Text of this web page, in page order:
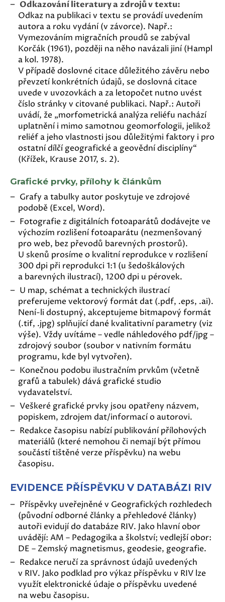
Odkazování literatury a zdrojů v textu:
Odkaz na publikaci v textu se provádí uvedením
autora a roku vydání (v závorce). Např.:
Vymezováním migračních proudů se zabýval
Korčák (1961), později na něho navázali jiní (Hampl
a kol. 1978).
V případě doslovné citace důležitého závěru nebo
převzetí konkrétních údajů, se doslovná citace
uvede v uvozovkách a za letopočet nutno uvést
číslo stránky v citované publikaci. Např.: Autoři
uvádí, že „morfometrická analýza reliéfu nachází
uplatnění i mimo samotnou geomorfologii, jelikož
reliéf a jeho vlastnosti jsou důležitými faktory i pro
ostatní dílčí geografické a geovědní disciplíny“
(Křížek, Krause 2017, s. 2).
Grafické prvky, přílohy k článkům
Grafy a tabulky autor poskytuje ve zdrojové
podobě (Excel, Word).
Fotografie z digitálních fotoaparátů dodávejte ve
výchozím rozlišení fotoaparátu (nezmenšovaný
pro web, bez převodů barevných prostorů).
U skenů prosíme o kvalitní reprodukce v rozlišení
300 dpi při reprodukci 1:1 (u šedoškálových
a barevných ilustrací), 1200 dpi u pérovek.
U map, schémat a technických ilustrací
preferujeme vektorový formát dat (.pdf, .eps, .ai).
Není-li dostupný, akceptujeme bitmapový formát
(.tif, .jpg) splňující dané kvalitativní parametry (viz
výše). Vždy uvítáme – vedle náhledového pdf/jpg –
zdrojový soubor (soubor v nativním formátu
programu, kde byl vytvořen).
Konečnou podobu ilustračním prvkům (včetně
grafů a tabulek) dává grafické studio
vydavatelství.
Veškeré grafické prvky jsou opatřeny názvem,
popiskem, zdrojem dat/informací o autorovi.
Redakce časopisu nabízí publikování přílohových
materiálů (které nemohou či nemají být přímou
součástí tištěné verze příspěvku) na webu
časopisu.
EVIDENCE PŘÍSPĚVKU V DATABÁZI RIV
Příspěvky uveřejněné v Geografických rozhledech
(původní odborné články a přehledové články)
autoři evidují do databáze RIV. Jako hlavní obor
uvádějí: AM – Pedagogika a školství; vedlejší obor:
DE – Zemský magnetismus, geodesie, geografie.
Redakce neručí za správnost údajů uvedených
v RIV. Jako podklad pro výkaz příspěvku v RIV lze
využít elektronické údaje o příspěvku uvedené
na webu časopisu.